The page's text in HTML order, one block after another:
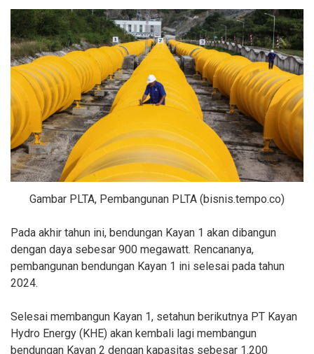
Gambar PLTA, Pembangunan PLTA (bisnis.tempo.co)
Pada akhir tahun ini, bendungan Kayan 1 akan dibangun
dengan daya sebesar 900 megawatt. Rencananya,
pembangunan bendungan Kayan 1 ini selesai pada tahun
2024.
Selesai membangun Kayan 1, setahun berikutnya PT Kayan
Hydro Energy (KHE) akan kembali lagi membangun
bendungan Kayan 2 dengan kapasitas sebesar 1.200